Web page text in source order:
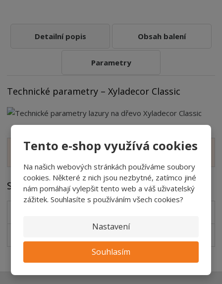
Tento e-shop využívá cookies
Na našich webových stránkách používáme soubory
cookies. Některé z nich jsou nezbytné, zatímco jiné
nám pomáhají vylepšit tento web a váš uživatelský
zážitek. Souhlasíte s používáním všech cookies?
Nastavení
Souhlasím
Detailní popis Obsah balení
Parametry
Technické parametry – Xyladecor Classic
Zobrazit hodnocení produktu
Soubory ke stažení